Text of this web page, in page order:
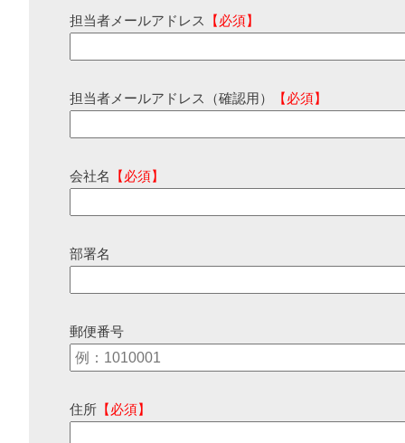
担当者メールアドレス 【必須】
担当者メールアドレス（確認用） 【必須】
会社名 【必須】
部署名
郵便番号
住所 【必須】